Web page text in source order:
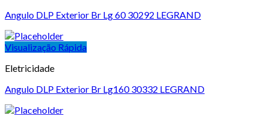
Angulo DLP Exterior Br Lg 60 30292 LEGRAND
Visualização Rápida
Eletricidade
Angulo DLP Exterior Br Lg160 30332 LEGRAND